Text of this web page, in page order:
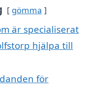
gömma
är specialiserat
hjälpa till
för